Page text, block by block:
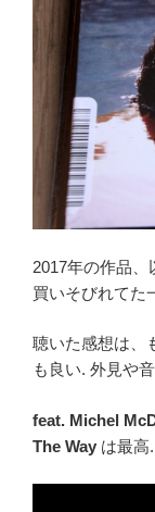
2017年の作品、
買いそびれてた
聴いた感想は、
も良い. 外見や
feat. Michel
The Way は最高.